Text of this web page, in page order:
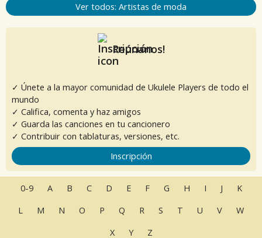
Ver todos: Artistas de moda
Reúnanos!
✓ Únete a la mayor comunidad de Ukulele Players de todo el
mundo
✓ Califica, comenta y haz amigos
✓ Guarda las canciones en tu cancionero
✓ Contribuir con tablaturas, versiones, etc.
Inscripción
0-9 A B C D E F G H I J
K
L
M N O P Q R S T U V
W
X
Y Z